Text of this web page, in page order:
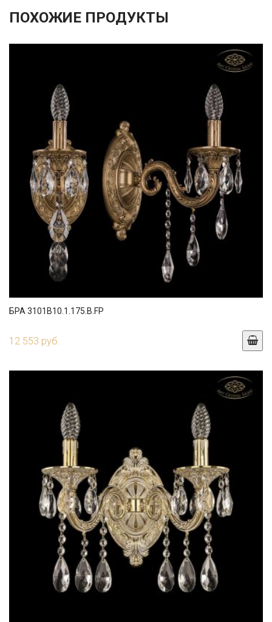
ПОХОЖИЕ ПРОДУКТЫ
БРА 3101B10.1.175.B.FP
12 553 руб.